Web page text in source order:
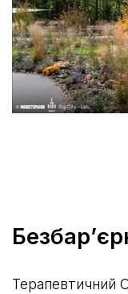
Терапевтичний